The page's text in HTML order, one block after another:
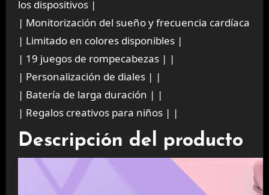
los dispositivos |
| Monitorización del sueño y frecuencia cardíaca
| Limitado en colores disponibles |
| 19 juegos de rompecabezas | |
| Personalización de diales | |
| Batería de larga duración | |
| Regalos creativos para niños | |
Descripción del producto